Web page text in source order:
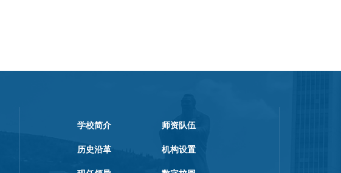
学校简介 师资队伍
历史沿革 机构设置